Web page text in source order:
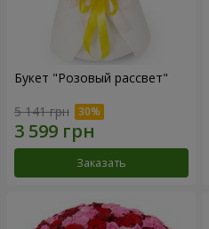
Букет "Розовый рассвет"
5 141 грн
Заказать